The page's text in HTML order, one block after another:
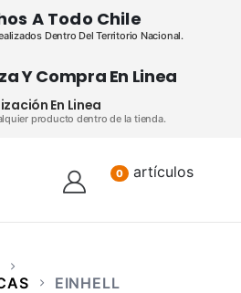
A Todo Chile
Dentro Del Territorio Nacional.
Y Compra En Linea
En Linea
producto dentro de la tienda.
0 artículos
EINHELL